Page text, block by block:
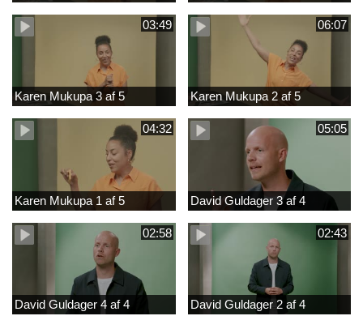
03:49
Karen Mukupa 3 af 5
06:07
Karen Mukupa 2 af 5
04:32
Karen Mukupa 1 af 5
05:05
David Guldager 3 af 4
02:58
David Guldager 4 af 4
02:43
David Guldager 2 af 4